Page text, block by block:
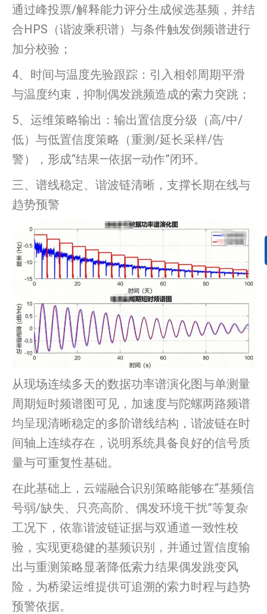
通过峰投票/解释能力评分生成候选基频，并结
合HPS（谐波乘积谱）与条件触发倒频谱进行
加分校验；
4、时间与温度先验跟踪：引入相邻周期平滑
与温度约束，抑制偶发跳频造成的索力突跳；
5、运维策略输出：输出置信度分级（高/中/
低）与低置信度策略（重测/延长采样/告
警），形成“结果—依据—动作”闭环。
三、谱线稳定、谐波链清晰，支撑长期在线与
趋势预警
从现场连续多天的数据功率谱演化图与单测量
周期短时频谱图可见，加速度与陀螺两路频谱
均呈现清晰稳定的多阶谱线结构，谐波链在时
间轴上连续存在，说明系统具备良好的信号质
量与可重复性基础。
在此基础上，云端融合识别策略能够在“基频信
号弱/缺失、只亮高阶、偶发环境干扰”等复杂
工况下，依靠谐波链证据与双通道一致性校
验，实现更稳健的基频识别，并通过置信度输
出与重测策略显著降低索力结果偶发跳变风
险，为桥梁运维提供可追溯的索力时程与趋势
预警依据。